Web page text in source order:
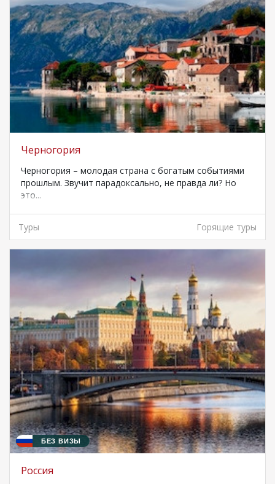
Черногория
Черногория – молодая страна с богатым событиями
прошлым. Звучит парадоксально, не правда ли? Но
это...
Туры Горящие туры
БЕЗ ВИЗЫ
Россия